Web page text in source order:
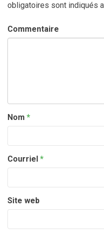
obligatoires sont indiqués
Commentaire
Nom *
Courriel *
Site web